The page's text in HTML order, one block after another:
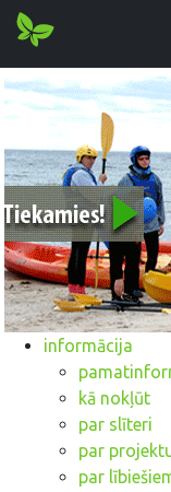
informācija
kā nokļūt
par slīteri
par
par